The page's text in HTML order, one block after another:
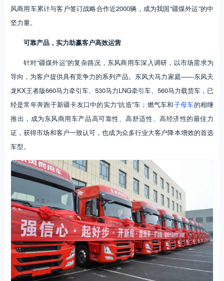
风商用车累计与客户签订战略合作近2000辆，成为我国“疆煤外运”的中
坚力量。
可靠产品，实力助赢客户高效运营
针对“疆煤外运”的复杂路况，东风商用车深入调研，以市场需求为
导向，为客户提供具有竞争力的系列产品。东风大马力家庭——东风天
龙KX王者版660马力牵引车、530马力LNG牵引车、560马力载货车，已
经是常年奔跑于新疆卡友口中的实力“抗造”车；燃气车和子母车的相继
推出，成为东风商用车产品高可靠性、高舒适性、高经济性的最佳力
证，获得市场和客户一致认可，也成为众多行业大客户降本增效的首选
车型。